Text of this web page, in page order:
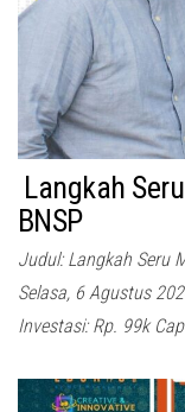
Langkah
BNSP
Judul: Langkah Seru
Selasa, 6 Agustus
Investasi: Rp. 99k